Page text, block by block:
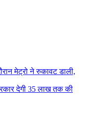
मेट्रो ने रुकावट डाली,
देगी 35 लाख तक की